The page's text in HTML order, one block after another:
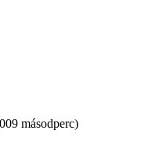
másodperc)